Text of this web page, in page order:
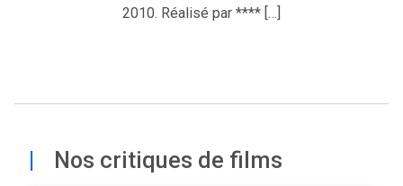
2010. Réalisé par **** […]
Nos critiques de films